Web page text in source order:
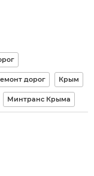
дорог Крым
Минтранс Крыма